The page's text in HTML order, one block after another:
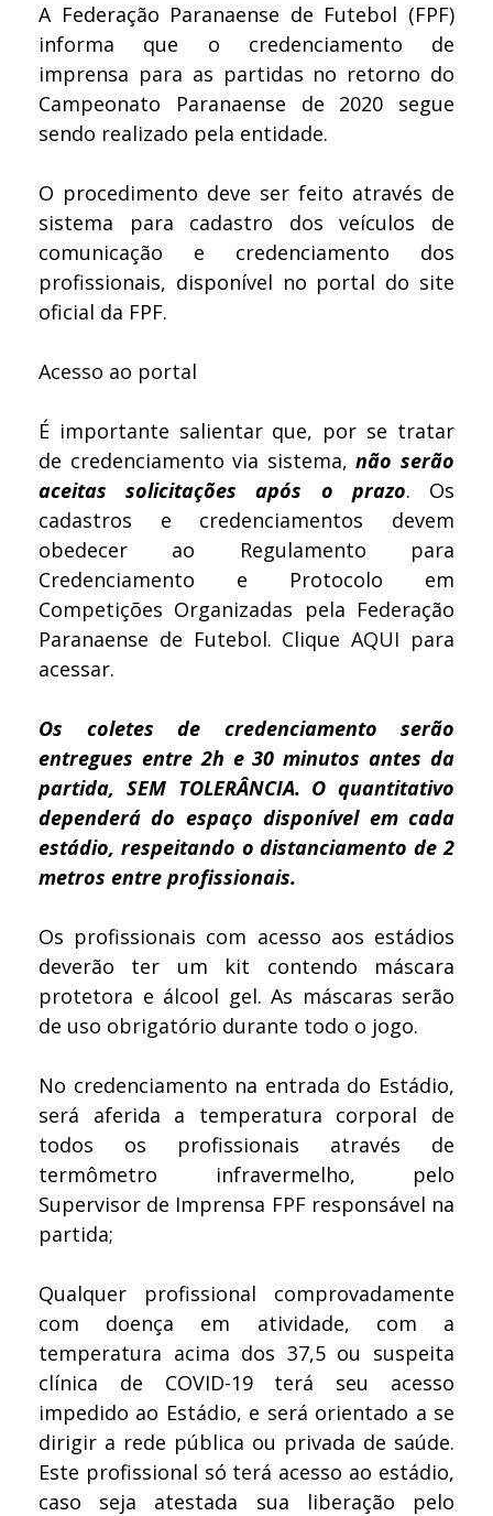
A Federação Paranaense de Futebol (FPF)
informa que o credenciamento de
imprensa para as partidas no retorno do
Campeonato Paranaense de 2020 segue
sendo realizado pela entidade.
O procedimento deve ser feito através de
sistema para cadastro dos veículos de
comunicação e credenciamento dos
profissionais, disponível no portal do site
oficial da FPF.
Acesso ao portal
É importante salientar que, por se tratar
de credenciamento via sistema,não serão
aceitas solicitações após o prazo. Os
cadastros e credenciamentos devem
obedecer ao Regulamento para
Credenciamento e Protocolo em
Competições Organizadas pela Federação
Paranaense de Futebol. CliqueAQUI para
acessar.
Os coletes de credenciamento serão
entregues entre 2h e 30 minutos antes da
partida, SEM TOLERÂNCIA. O quantitativo
dependerá do espaço disponível em cada
estádio, respeitando o distanciamento de 2
metros entre profissionais.
Os profissionais com acesso aos estádios
deverão ter um kit contendo máscara
protetora e álcool gel. As máscaras serão
de uso obrigatório durante todo o jogo.
No credenciamento na entrada do Estádio,
será aferida a temperatura corporal de
todos os profissionais através de
termômetro infravermelho, pelo
Supervisor de Imprensa FPF responsável na
partida;
Qualquer profissional comprovadamente
com doença em atividade, com a
temperatura acima dos 37,5 ou suspeita
clínica de COVID-19 terá seu acesso
impedido ao Estádio, e será orientado a se
dirigir a rede pública ou privada de saúde.
Este profissional só terá acesso ao estádio,
caso seja atestada sua liberação pelo